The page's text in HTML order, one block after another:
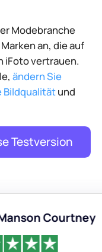
Modebranche
an, die auf
iFoto vertrauen.
ändern Sie
Bildqualitätund
Testversion